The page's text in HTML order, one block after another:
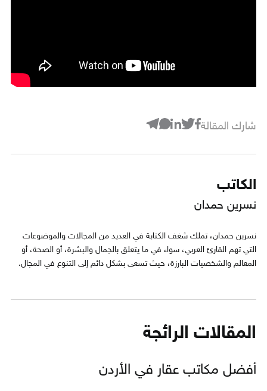
شارك المقالة
الكاتب
نسرين حمدان
نسرين حمدان، تملك شغف الكتابة في العديد من المجالات والموضوعات
التي تهم القارئ العربي، سواء في ما يتعلق بالجمال والبشرة، أو الصحة، أو
المعالم والشخصيات البارزة، حيث تسعى بشكل دائم إلى التنوع في المجال.
المقالات الرائجة
أفضل مكاتب عقار في الأردن